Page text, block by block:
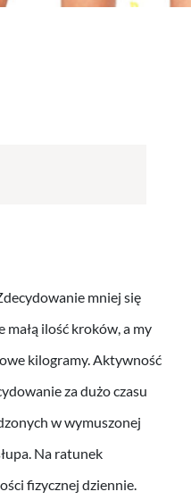
mniej się
ilość kroków, a my
kilogramy. Aktywność
za dużo czasu
w wymuszonej
Na ratunek
fizycznej dziennie.